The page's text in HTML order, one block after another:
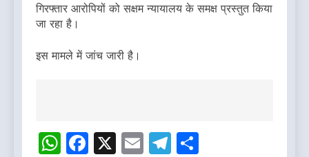
गिरफ्तार आरोपियों को सक्षम न्यायालय के समक्ष प्रस्तुत किया
जा रहा है।
इस मामले में जांच जारी है।
navigation
WhatsApp
Facebook
X EmailTelegram